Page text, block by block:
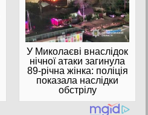
У Миколаєві внаслідок
нічної атаки загинула
89-річна жінка: поліція
показала наслідки
обстрілу